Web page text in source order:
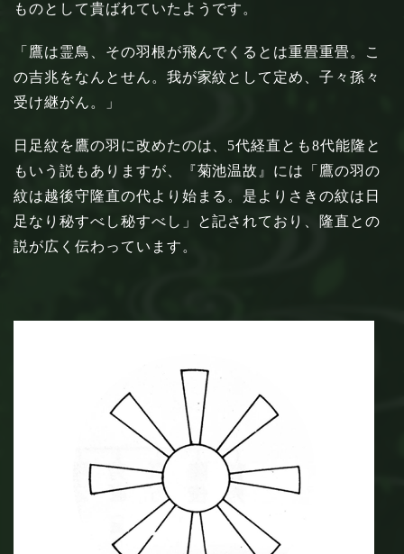
ものとして貴ばれていたようです。
「鷹は霊鳥、その羽根が飛んでくるとは重畳重畳。こ
の吉兆をなんとせん。我が家紋として定め、子々孫々
受け継がん。」
日足紋を鷹の羽に改めたのは、5代経直とも8代能隆と
もいう説もありますが、『菊池温故』には「鷹の羽の
紋は越後守隆直の代より始まる。是よりさきの紋は日
足なり秘すべし秘すべし」と記されており、隆直との
説が広く伝わっています。